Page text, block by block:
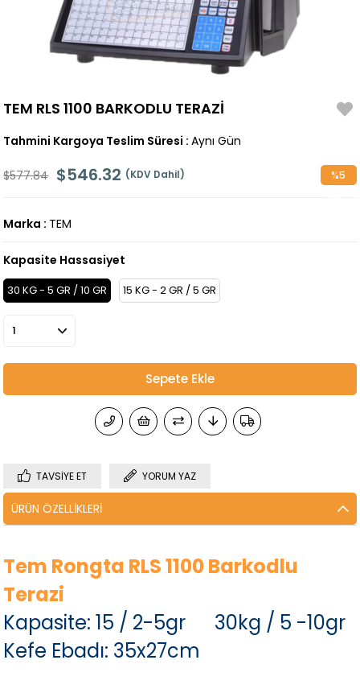
TEM RLS 1100 BARKODLU TERAZİ
Tahmini Kargoya Teslim Süresi : Aynı Gün
$577.84 $546.32 (KDV Dahil) %5
Marka : TEM
Kapasite Hassasiyet
30 KG - 5 GR / 10 GR 15 KG - 2 GR / 5 GR
TAVSIYE ET YORUM YAZ
ÜRÜN ÖZELLIKLERI
Tem Rongta RLS 1100 Barkodlu
Terazi
Kapasite: 15 / 2-5gr 30kg / 5 -10gr
Kefe Ebadı: 35x27cm